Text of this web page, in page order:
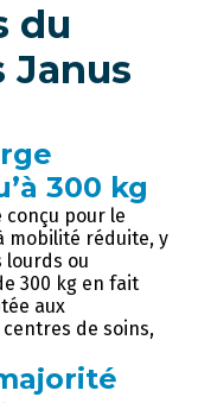
du
Janus
300 kg
conçu pour le
mobilité réduite, y
lourds ou
300 kg en fait
aux
de soins,